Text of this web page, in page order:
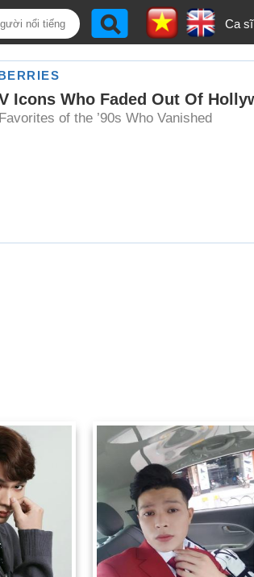
Ca sĩ